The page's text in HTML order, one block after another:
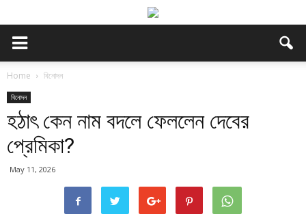
Home বিনোদন
বিনোদন
হঠাৎ কেন নাম বদলে ফেললেন দেবের
প্রেমিকা?
May 11, 2026